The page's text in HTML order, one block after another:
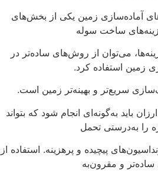
آماده‌سازی زمین یکی از بخش‌های
ساخت سوله
می‌توان از روش‌های ساده‌تر در
زمین استفاده کرد.
سریع‌تر و بهینه‌تر زمین است.
باید به‌گونه‌ای انجام شود که بتواند
را به‌درستی تحمل
پیچیده و پرهزینه. استفاده از
و مقرون‌به‌